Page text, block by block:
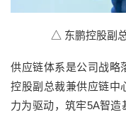
△ 东鹏控股副
供应链体系是公司战略
控股副总裁兼供应链中
力为驱动，筑牢5A智